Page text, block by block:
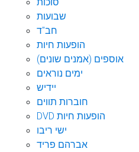
שבועות
חב"ד
הופעות חיות
אוספים (אמנים שונים)
ימים נוראים
יידיש
חוברות תווים
DVD הופעות חיות
ישי ריבו
אברהם פריד